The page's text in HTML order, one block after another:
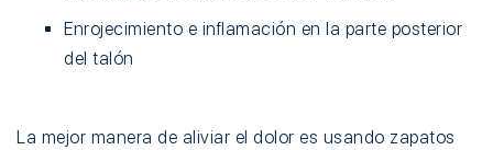
Enrojecimiento e inflamación en la parte posterior
del talón
La mejor manera de aliviar el dolor es usando zapatos